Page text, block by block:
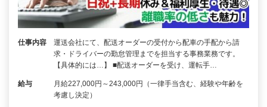
仕事内容
運送会社にて、配送オーダーの受付から配車の手配から請
求・ドライバーの勤怠管理までを担当する事務業務です。
【具体的には…】 ■配送オーダーを受け、運転手…
給与
月給227,000円～243,000円（一律手当含む、経験や年齢を
考慮し決定）